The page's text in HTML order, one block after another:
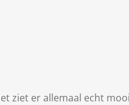
ziet er allemaal echt